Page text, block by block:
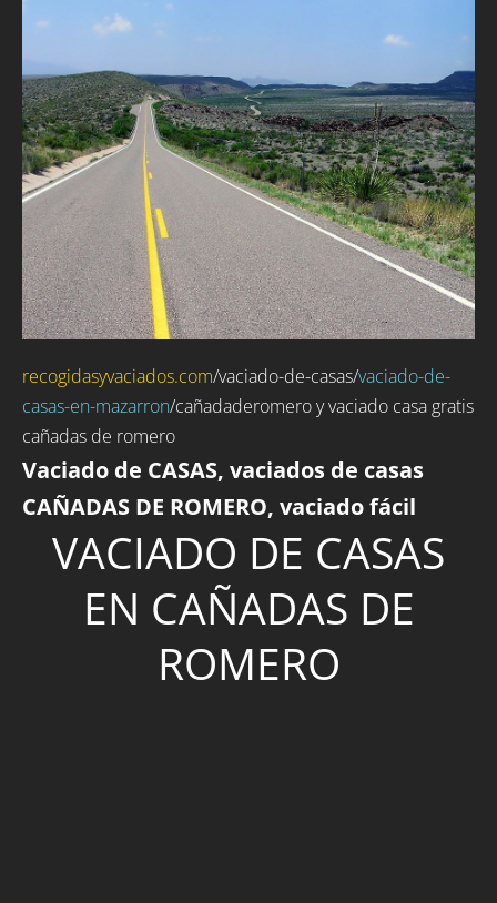
recogidasyvaciados.com/vaciado-de-casas/vaciado-de-
casas-en-mazarron/cañadaderomero y vaciado casa gratis
cañadas de romero
Vaciado de CASAS, vaciados de casas
CAÑADAS DE ROMERO, vaciado fácil
VACIADO DE CASAS
EN CAÑADAS DE
ROMERO